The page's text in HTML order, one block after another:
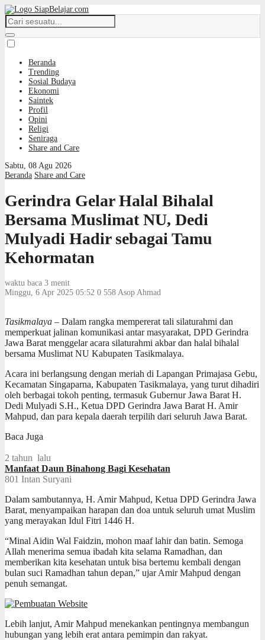
Beranda
Trending
Sosial Budaya
Ekonomi
Saintek
Profil
Opini
Religi
Seniraga
Share and Care
Sabtu, 08 Agu 2026
Beranda Share and Care
Gerindra Gelar Halal Bihalal
Bersama Muslimat NU, Dedi
Mulyadi Hadir sebagai Tamu
Kehormatan
waktu baca 3 menit
Minggu, 6 Apr 2025 05:52 0 558 Asop Ahmad
Tasikmalaya – Dalam rangka mempererat tali silaturahmi dan
memperkuat jalinan komunikasi antar masyarakat, DPD Gerindra
Jawa Barat menggelar acara silaturahmi akbar dan halal bihalal
bersama Muslimat NU Kabupaten Tasikmalaya.
Acara ini berlangsung dengan meriah di Lapangan Primajasa Gebu,
Kecamatan Singaparna, Kabupaten Tasikmalaya, yang turut dihadiri
oleh berbagai tokoh penting, termasuk Gubernur Jawa Barat H.
Dedi Mulyadi S.H., Ketua DPD Gerindra Jawa Barat H. Amir
Mahpud, dan para kepala daerah terpilih dari seluruh Jawa Barat.
Baca Juga
2 tahun lalu
Manfaat Daun Binahong Bagi Kesehatan
801 Intan Suryani
Dalam sambutannya, H. Amir Mahpud, Ketua DPD Gerindra Jawa
Barat, menyampaikan harapan dan doa untuk seluruh umat Muslim
yang merayakan Idul Fitri 1446 H.
“Minal Aidin Wal Faidzin, mohon maaf lahir dan batin. Semoga
Allah menerima semua ibadah kita selama Ramadhan, dan
memberikan kita kesehatan untuk bisa bertemu kembali dengan
bulan suci Ramadhan tahun depan,” ujar Amir Mahpud dengan
penuh semangat.
Lebih lanjut, Amir Mahpud menekankan pentingnya membangun
hubungan yang lebih erat antara pemimpin dan rakyat.